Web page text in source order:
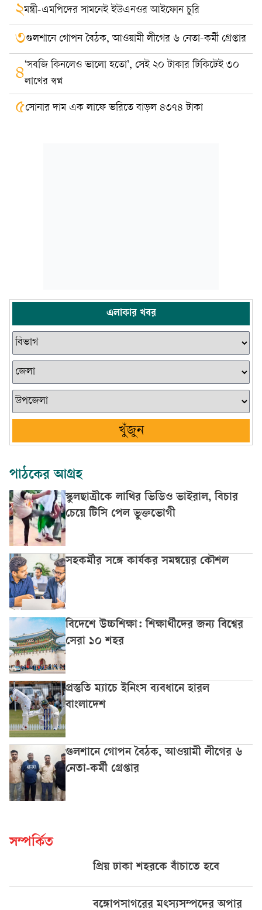
২মন্ত্রী-এমপিদের সামনেই ইউএনওর আইফোন চুরি
৩গুলশানে গোপন বৈঠক, আওয়ামী লীগের ৬ নেতা-কর্মী গ্রেপ্তার
৪‘সবজি কিনলেও ভালো হতো’, সেই ২০ টাকার টিকিটেই ৩০
লাখের স্বপ্ন
৫সোনার দাম এক লাফে ভরিতে বাড়ল ৪৩৭৪ টাকা
এলাকার খবর
খুঁজুন
পাঠকের আগ্রহ
স্কুলছাত্রীকে লাথির ভিডিও ভাইরাল, বিচার
চেয়ে টিসি পেল ভুক্তভোগী
সহকর্মীর সঙ্গে কার্যকর সমন্বয়ের কৌশল
বিদেশে উচ্চশিক্ষা: শিক্ষার্থীদের জন্য বিশ্বের
সেরা ১০ শহর
প্রস্তুতি ম্যাচে ইনিংস ব্যবধানে হারল
বাংলাদেশ
গুলশানে গোপন বৈঠক, আওয়ামী লীগের ৬
নেতা-কর্মী গ্রেপ্তার
সম্পর্কিত
প্রিয় ঢাকা শহরকে বাঁচাতে হবে
বঙ্গোপসাগরের মৎস্যসম্পদের অপার